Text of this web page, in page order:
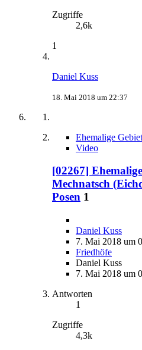
Zugriffe
2,6k
1
Daniel Kuss
18. Mai 2018 um 22:37
Ehemalige
Video
[02267]
Mechnatsch
Posen 1
Daniel Kuss
7. Mai 2018 um
Friedhöfe
Daniel Kuss
7. Mai 2018 um
Antworten
1
Zugriffe
4,3k